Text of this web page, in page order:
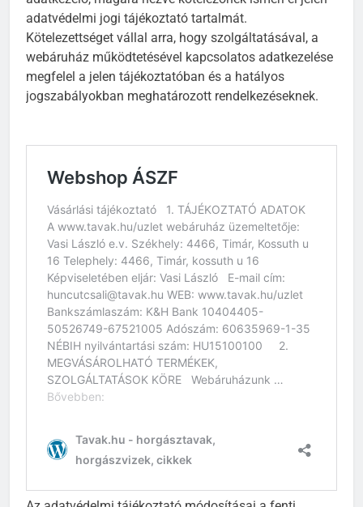
adatvédelmi jogi tájékoztató tartalmát.
Kötelezettséget vállal arra, hogy szolgáltatásával, a
webáruház működtetésével kapcsolatos adatkezelése
megfelel a jelen tájékoztatóban és a hatályos
jogszabályokban meghatározott rendelkezéseknek.